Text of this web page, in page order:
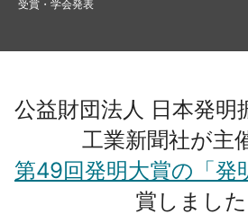
受賞・学会発表
公益財団法人 日本発明
工業新聞社が主
第49回発明大賞の「発
賞しました